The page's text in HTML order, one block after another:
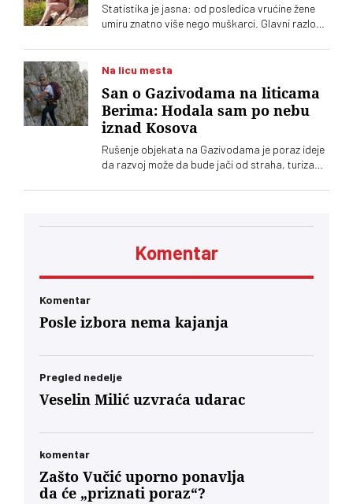
Statistika je jasna: od posledica vrućine žene
umiru znatno više nego muškarci. Glavni razlog,
Na licu mesta
San o Gazivodama na liticama
Berima: Hodala sam po nebu
iznad Kosova
Rušenje objekata na Gazivodama je poraz ideje
da razvoj može da bude jači od straha, turizam
zato što vide budućnost, a ne zato što nemaju
da dolaze po svoje sopstvene životne lekcije
Komentar
Komentar
Posle izbora nema kajanja
Pregled nedelje
Veselin Milić uzvraća udarac
komentar
Zašto Vučić uporno ponavlja
da će „priznati poraz“?